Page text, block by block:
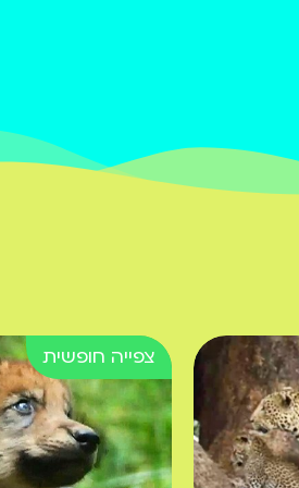
פרק 10 - מבצע בלבנון
וגם:
בכותל.
לשוק